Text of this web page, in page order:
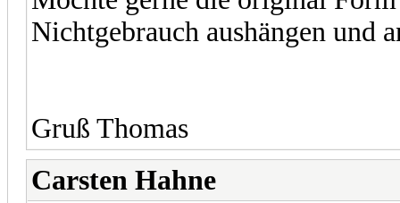
Nichtgebrauch aushängen und
Gruß Thomas
Carsten Hahne